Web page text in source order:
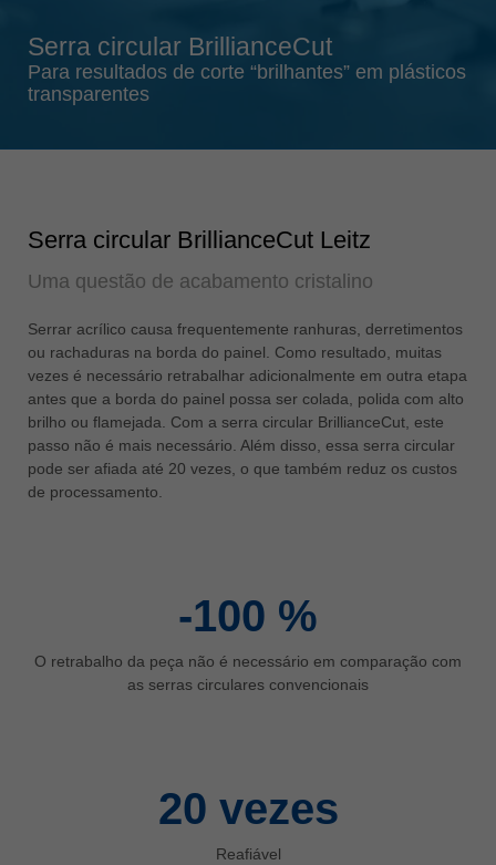
Slovenija
türkçe
USA
english
Việt Nam
tiếng việt
中国
yкраїнська
Serra circular BrillianceCut
Para resultados de corte “brilhantes” em plásticos
transparentes
Serra circular BrillianceCut Leitz
Uma questão de acabamento cristalino
Serrar acrílico causa frequentemente ranhuras, derretimentos
ou rachaduras na borda do painel. Como resultado, muitas
vezes é necessário retrabalhar adicionalmente em outra etapa
antes que a borda do painel possa ser colada, polida com alto
brilho ou flamejada. Com a serra circular BrillianceCut, este
passo não é mais necessário. Além disso, essa serra circular
pode ser afiada até 20 vezes, o que também reduz os custos
de processamento.
-100 %
O retrabalho da peça não é necessário em comparação com
as serras circulares convencionais
20 vezes
Reafiável